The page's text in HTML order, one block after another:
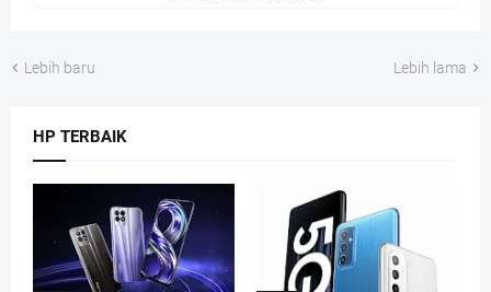
Lebih baru Lebih lama
HP TERBAIK